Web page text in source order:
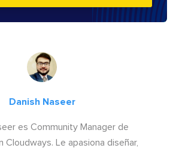
Danish Naseer
es Community Manager de
Cloudways. Le apasiona diseñar,